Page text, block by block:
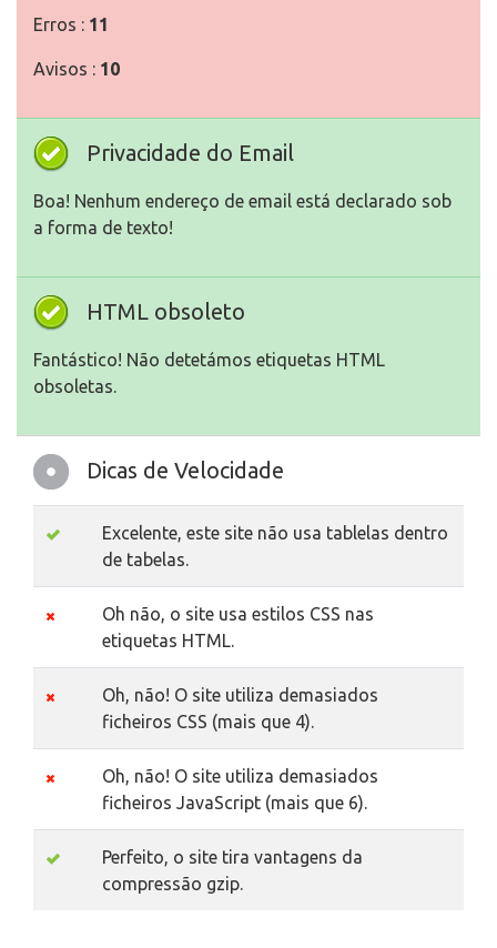
Erros : 11
Avisos : 10
Privacidade do Email
Boa! Nenhum endereço de email está declarado sob
a forma de texto!
HTML obsoleto
Fantástico! Não detetámos etiquetas HTML
obsoletas.
Dicas de Velocidade
Excelente, este site não usa tablelas dentro
de tabelas.
Oh não, o site usa estilos CSS nas
etiquetas HTML.
Oh, não! O site utiliza demasiados
ficheiros CSS (mais que 4).
Oh, não! O site utiliza demasiados
ficheiros JavaScript (mais que 6).
Perfeito, o site tira vantagens da
compressão gzip.